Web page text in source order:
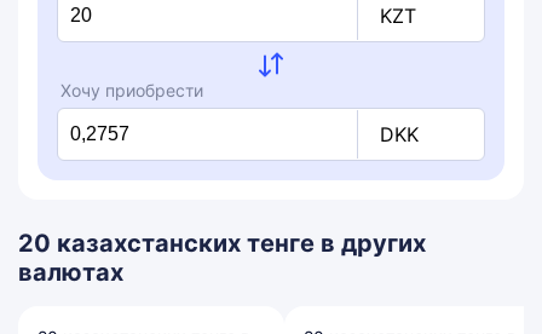
KZT
Хочу приобрести
DKK
20 казахстанских тенге в других
валютах